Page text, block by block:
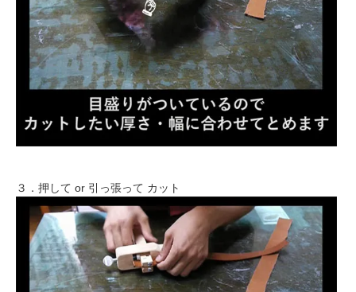
３．押して or 引っ張って カット